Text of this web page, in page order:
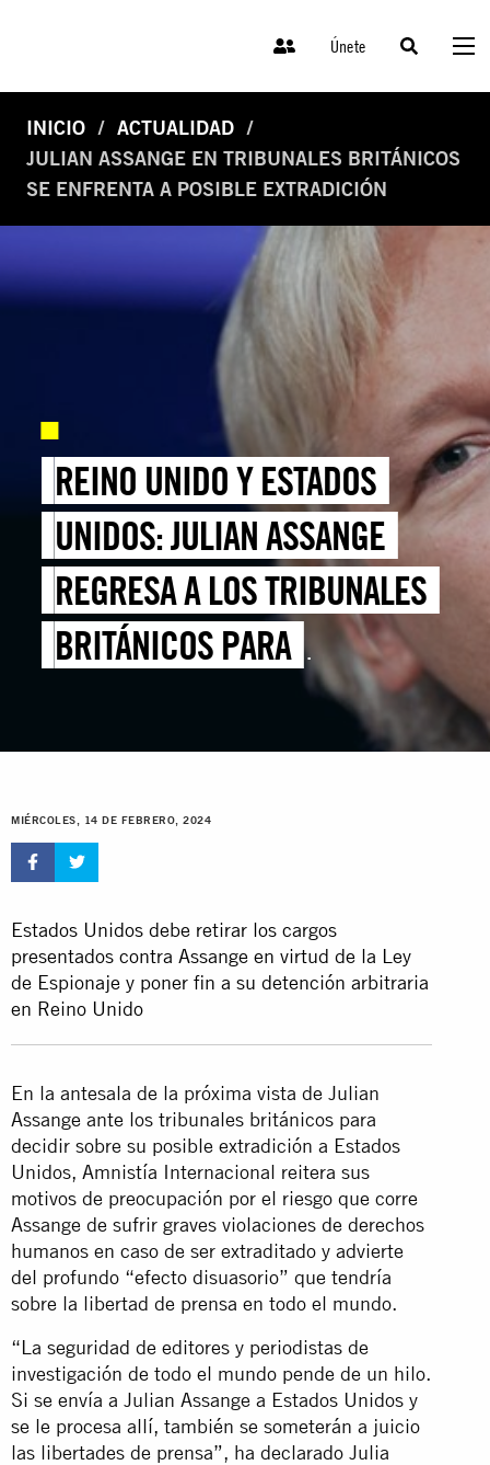
Únete
INICIO
ACTUALIDAD
JULIAN ASSANGE EN TRIBUNALES BRITÁNICOS
SE ENFRENTA A POSIBLE EXTRADICIÓN
REINO UNIDO Y ESTADOS
UNIDOS: JULIAN ASSANGE
REGRESA A LOS TRIBUNALES
BRITÁNICOS PARA
ENFRENTARSE A SU POSIBLE
EXTRADICIÓN A ESTADOS
UNIDOS
MIÉRCOLES, 14 DE FEBRERO, 2024
Estados Unidos debe retirar los cargos
presentados contra Assange en virtud de la Ley
de Espionaje y poner fin a su detención arbitraria
en Reino Unido
En la antesala de la próxima vista de Julian
Assange ante los tribunales británicos para
decidir sobre su posible extradición a Estados
Unidos, Amnistía Internacional reitera sus
motivos de preocupación por el riesgo que corre
Assange de sufrir graves violaciones de derechos
humanos en caso de ser extraditado y advierte
del profundo “efecto disuasorio” que tendría
sobre la libertad de prensa en todo el mundo.
“La seguridad de editores y periodistas de
investigación de todo el mundo pende de un hilo.
Si se envía a Julian Assange a Estados Unidos y
se le procesa allí, también se someterán a juicio
las libertades de prensa”, ha declarado Julia